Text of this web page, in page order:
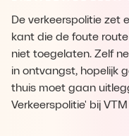
De verkeerspolitie zet
kant die de foute
niet toegelaten. Zelf
in ontvangst, hopelijk
thuis moet gaan
Verkeerspolitie' bij